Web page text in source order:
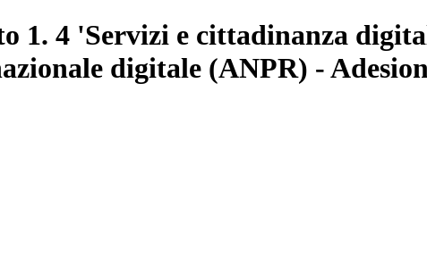
1. 4 'Servizi e cittadinanza
digitale (ANPR) -